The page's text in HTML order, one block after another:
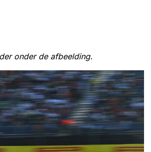
onder de afbeelding.